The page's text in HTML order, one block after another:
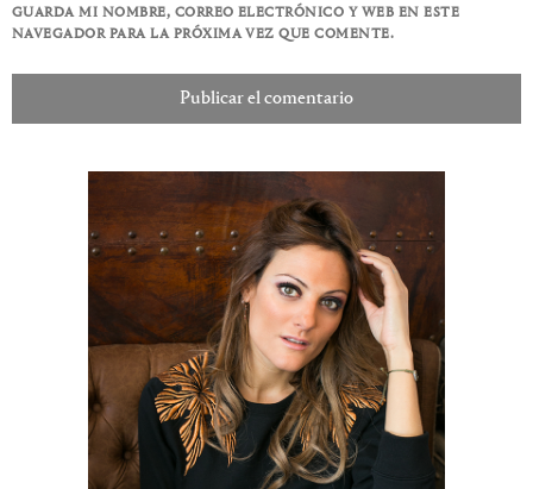
GUARDA MI NOMBRE, CORREO ELECTRÓNICO Y WEB EN ESTE
NAVEGADOR PARA LA PRÓXIMA VEZ QUE COMENTE.